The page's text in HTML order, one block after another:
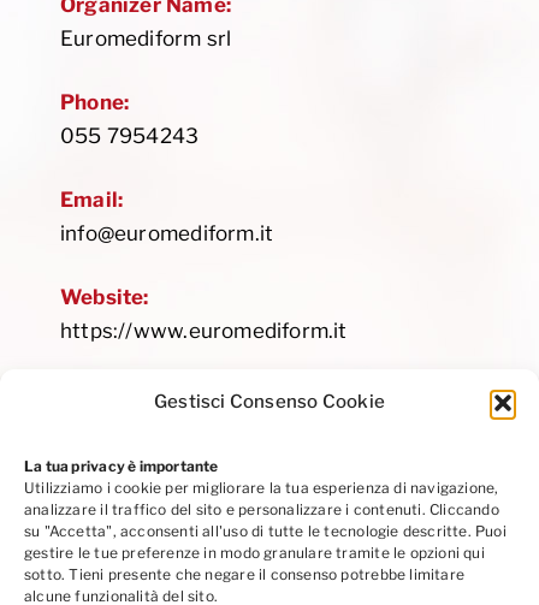
Gestisci Consenso Cookie
La tua privacy è importante
Utilizziamo i cookie per migliorare la tua esperienza di navigazione,
analizzare il traffico del sito e personalizzare i contenuti. Cliccando
su "Accetta", acconsenti all'uso di tutte le tecnologie descritte. Puoi
gestire le tue preferenze in modo granulare tramite le opzioni qui
sotto. Tieni presente che negare il consenso potrebbe limitare
alcune funzionalità del sito.
Organizer Name:
Euromediform srl
Phone:
055 7954243
Email:
info@euromediform.it
Website:
https://www.euromediform.it
Privacy Policy|Cookie Policy|Codice Etico
Seguici su Linkedin